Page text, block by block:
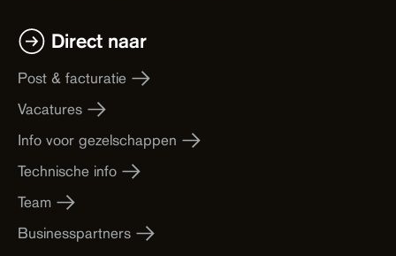
Direct naar
Post & facturatie
Vacatures
Info voor gezelschappen
Technische info
Team
Businesspartners